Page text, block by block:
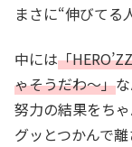
まさに“伸びてる
中には「
ゃそうだわ～」
努力の結果をち
グッとつかんで離